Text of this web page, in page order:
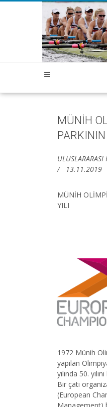
MÜNİH
ULUSLARARASI
13.11.2019
MÜNİH
YILI
1972 Münih
yapılan
yılında 50.
Bir çatı
(European